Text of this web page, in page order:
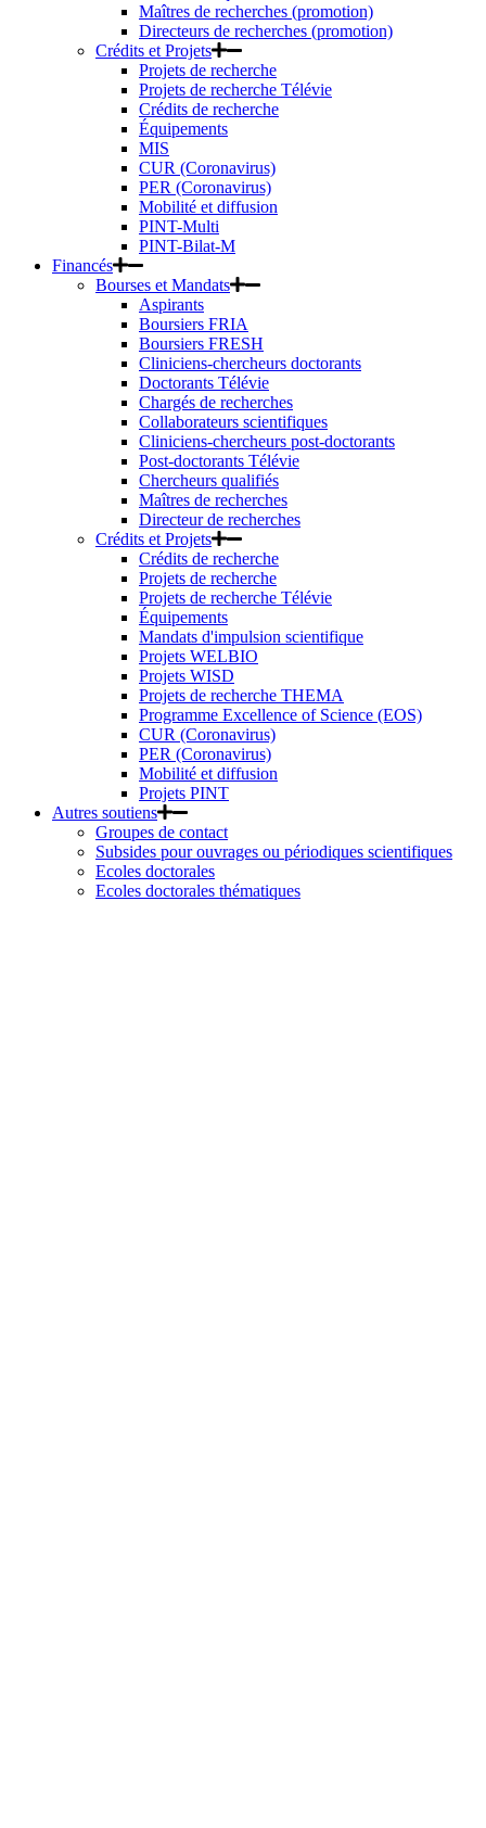
Maîtres de recherches (promotion)
Directeurs de recherches (promotion)
Crédits et Projets
Projets de recherche
Projets de recherche Télévie
Crédits de recherche
Équipements
MIS
CUR (Coronavirus)
PER (Coronavirus)
Mobilité et diffusion
PINT-Multi
PINT-Bilat-M
Financés
Bourses et Mandats
Aspirants
Boursiers FRIA
Boursiers FRESH
Cliniciens-chercheurs doctorants
Doctorants Télévie
Chargés de recherches
Collaborateurs scientifiques
Cliniciens-chercheurs post-doctorants
Post-doctorants Télévie
Chercheurs qualifiés
Maîtres de recherches
Directeur de recherches
Crédits et Projets
Crédits de recherche
Projets de recherche
Projets de recherche Télévie
Équipements
Mandats d'impulsion scientifique
Projets WELBIO
Projets WISD
Projets de recherche THEMA
Programme Excellence of Science (EOS)
CUR (Coronavirus)
PER (Coronavirus)
Mobilité et diffusion
Projets PINT
Autres soutiens
Groupes de contact
Subsides pour ouvrages ou périodiques scientifiques
Ecoles doctorales
Ecoles doctorales thématiques